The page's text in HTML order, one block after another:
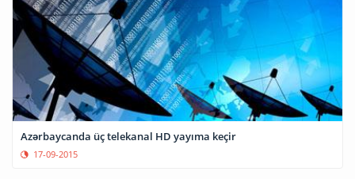
Azərbaycanda üç telekanal HD yayıma keçir
17-09-2015